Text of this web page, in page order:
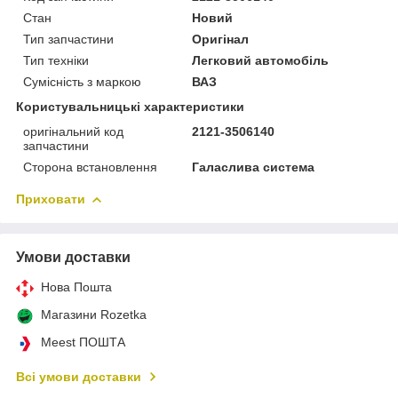
Стан
Новий
Тип запчастини
Оригінал
Тип техніки
Легковий автомобіль
Сумісність з маркою
ВАЗ
Користувальницькі характеристики
оригінальний код
запчастини
2121-3506140
Сторона встановлення Галаслива система
Приховати
Умови доставки
Нова Пошта
Магазини Rozetka
Meest ПОШТА
Всі умови доставки